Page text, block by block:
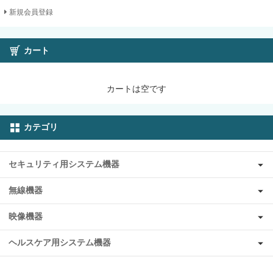
新規会員登録
カート
カートは空です
カテゴリ
セキュリティ用システム機器
無線機器
映像機器
ヘルスケア用システム機器